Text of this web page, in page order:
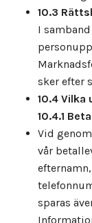
10.3
I
sker efter
10.4
10.4.1
Vid
vår
sparas